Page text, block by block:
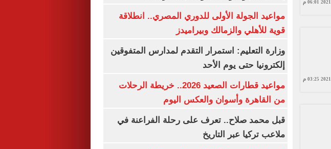
مواعيد الجولة الأولى للدوري المصري.. انطلاقة
قوية للأهلي والزمالك وبيراميدز
وزارة التعليم: استمرار التقدم لمدارس المتفوقين
إلكترونيا حتى يوم الأحد
مواعيد قطارات الصعيد 2026.. خريطة الرحلات
من القاهرة وأسوان والعكس اليوم
قبل محمد صلاح.. تعرف على رحلة الفراعنة في
ملاعب تركيا عبر التاريخ